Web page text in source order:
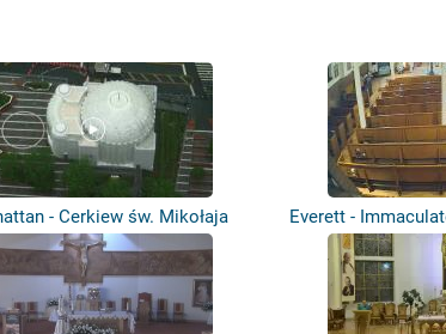
- Cerkiew św. Mikołaja Everett -